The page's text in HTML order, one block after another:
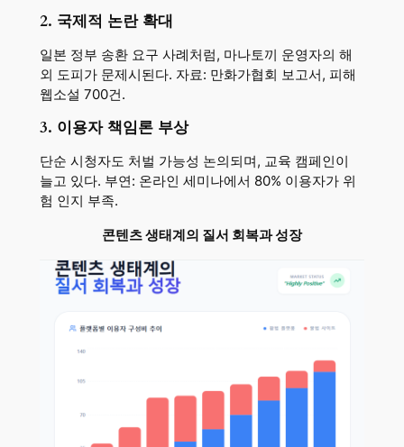
2. 국제적 논란 확대
일본 정부 송환 요구 사례처럼, 마나토끼 운영자의 해
외 도피가 문제시된다. 자료: 만화가협회 보고서, 피해
웹소설 700건.
3. 이용자 책임론 부상
단순 시청자도 처벌 가능성 논의되며, 교육 캠페인이
늘고 있다. 부연: 온라인 세미나에서 80% 이용자가 위
험 인지 부족.
콘텐츠 생태계의 질서 회복과 성장